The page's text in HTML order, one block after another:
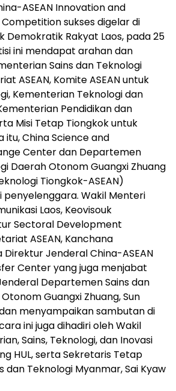
ASEAN Innovation and
sukses digelar di
Demokratik Rakyat Laos, pada 25
ini mendapat arahan dan
Sains dan Teknologi
ASEAN, Komite ASEAN untuk
Kementerian Teknologi dan
Pendidikan dan
Misi Tetap Tiongkok untuk
itu, China Science and
Center dan Departemen
Daerah Otonom Guangxi Zhuang
Tiongkok-ASEAN)
Wakil Menteri
Laos, Keovisouk
Sectoral Development
ASEAN, Kanchana
Jenderal China-ASEAN
Center yang juga menjabat
Departemen Sains dan
Guangxi Zhuang, Sun
menyampaikan sambutan di
ini juga dihadiri oleh Wakil
Sains, Teknologi, dan Inovasi
HUL, serta Sekretaris Tetap
dan Teknologi Myanmar, Sai Kyaw